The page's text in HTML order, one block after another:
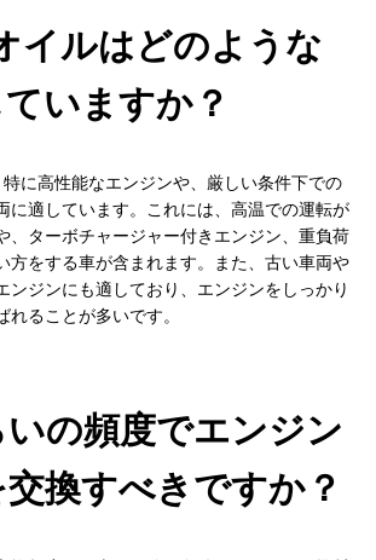
イルはどのような
いますか？
に高性能なエンジンや、厳しい条件下での
に適しています。これには、高温での運転が
、ターボチャージャー付きエンジン、重負荷
方をする車が含まれます。また、古い車両や
ンジンにも適しており、エンジンをしっかり
ることが多いです。
の頻度でエンジン
換すべきですか？